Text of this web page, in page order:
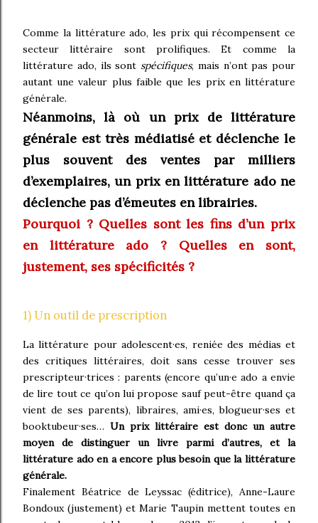
Comme la littérature ado, les prix qui récompensent ce
secteur littéraire sont prolifiques. Et comme la
littérature ado, ils sont spécifiques, mais n’ont pas pour
autant une valeur plus faible que les prix en littérature
générale.
Néanmoins, là où un prix de littérature
générale est très médiatisé et déclenche le
plus souvent des ventes par milliers
d’exemplaires, un prix en littérature ado ne
déclenche pas d’émeutes en librairies.
Pourquoi ? Quelles sont les fins d’un prix
en littérature ado ? Quelles en sont,
justement, ses spécificités ?
1) Un outil de prescription
La littérature pour adolescent·es, reniée des médias et
des critiques littéraires, doit sans cesse trouver ses
prescripteur·trices : parents (encore qu’un·e ado a envie
de lire tout ce qu’on lui propose sauf peut-être quand ça
vient de ses parents), libraires, ami·es, blogueur·ses et
booktubeur·ses… Un prix littéraire est donc un autre
moyen de distinguer un livre parmi d’autres, et la
littérature ado en a encore plus besoin que la littérature
générale.
Finalement Béatrice de Leyssac (éditrice), Anne-Laure
Bondoux (justement) et Marie Taupin mettent toutes en